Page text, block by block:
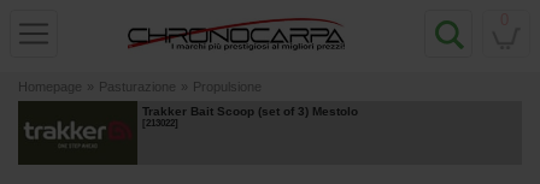
Homepage » Pasturazione » Propulsione
Trakker Bait Scoop (set of 3) Mestolo
[213022]